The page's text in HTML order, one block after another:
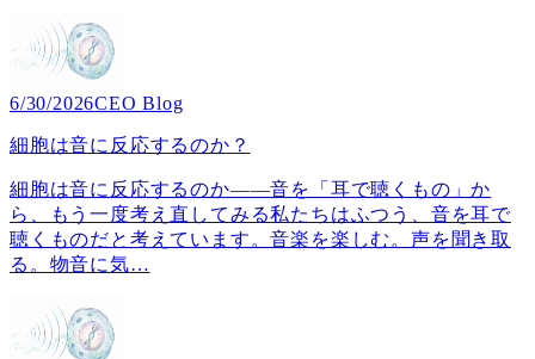
6/30/2026CEO Blog
細胞は音に反応するのか？
細胞は音に反応するのか――音を「耳で聴くもの」か
ら、もう一度考え直してみる私たちはふつう、音を耳で
聴くものだと考えています。音楽を楽しむ。声を聞き取
る。物音に気…